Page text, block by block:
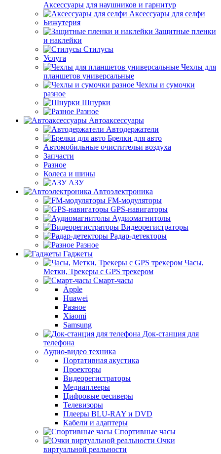
Аксессуары для наушников и гарнитур
Аксессуары для селфи
Бижутерия
Защитные пленки
и наклейки
Стилусы
Услуга
Чехлы для
планшетов универсальные
Чехлы и сумочки
разное
Шнурки
Разное
Автоаксессуары
Автодержатели
Брелки для авто
Автомобильные очистительи воздуха
Запчасти
Разное
Колеса и шины
АЗУ
Автоэлектроника
FM-модуляторы
GPS-навигаторы
Аудиомагнитолы
Видеорегистраторы
Радар-детекторы
Разное
Гаджеты
Часы,
Метки, Трекеры с GPS трекером
Смарт-часы
Apple
Huawei
Разное
Xiaomi
Samsung
Док-станция для
телефона
Аудио-видео техника
Портативная акустика
Проекторы
Видеорегистраторы
Медиаплееры
Цифровые ресиверы
Телевизоры
Плееры BLU-RAY и DVD
Кабели и адаптеры
Спортивные часы
Очки
виртуальной реальности